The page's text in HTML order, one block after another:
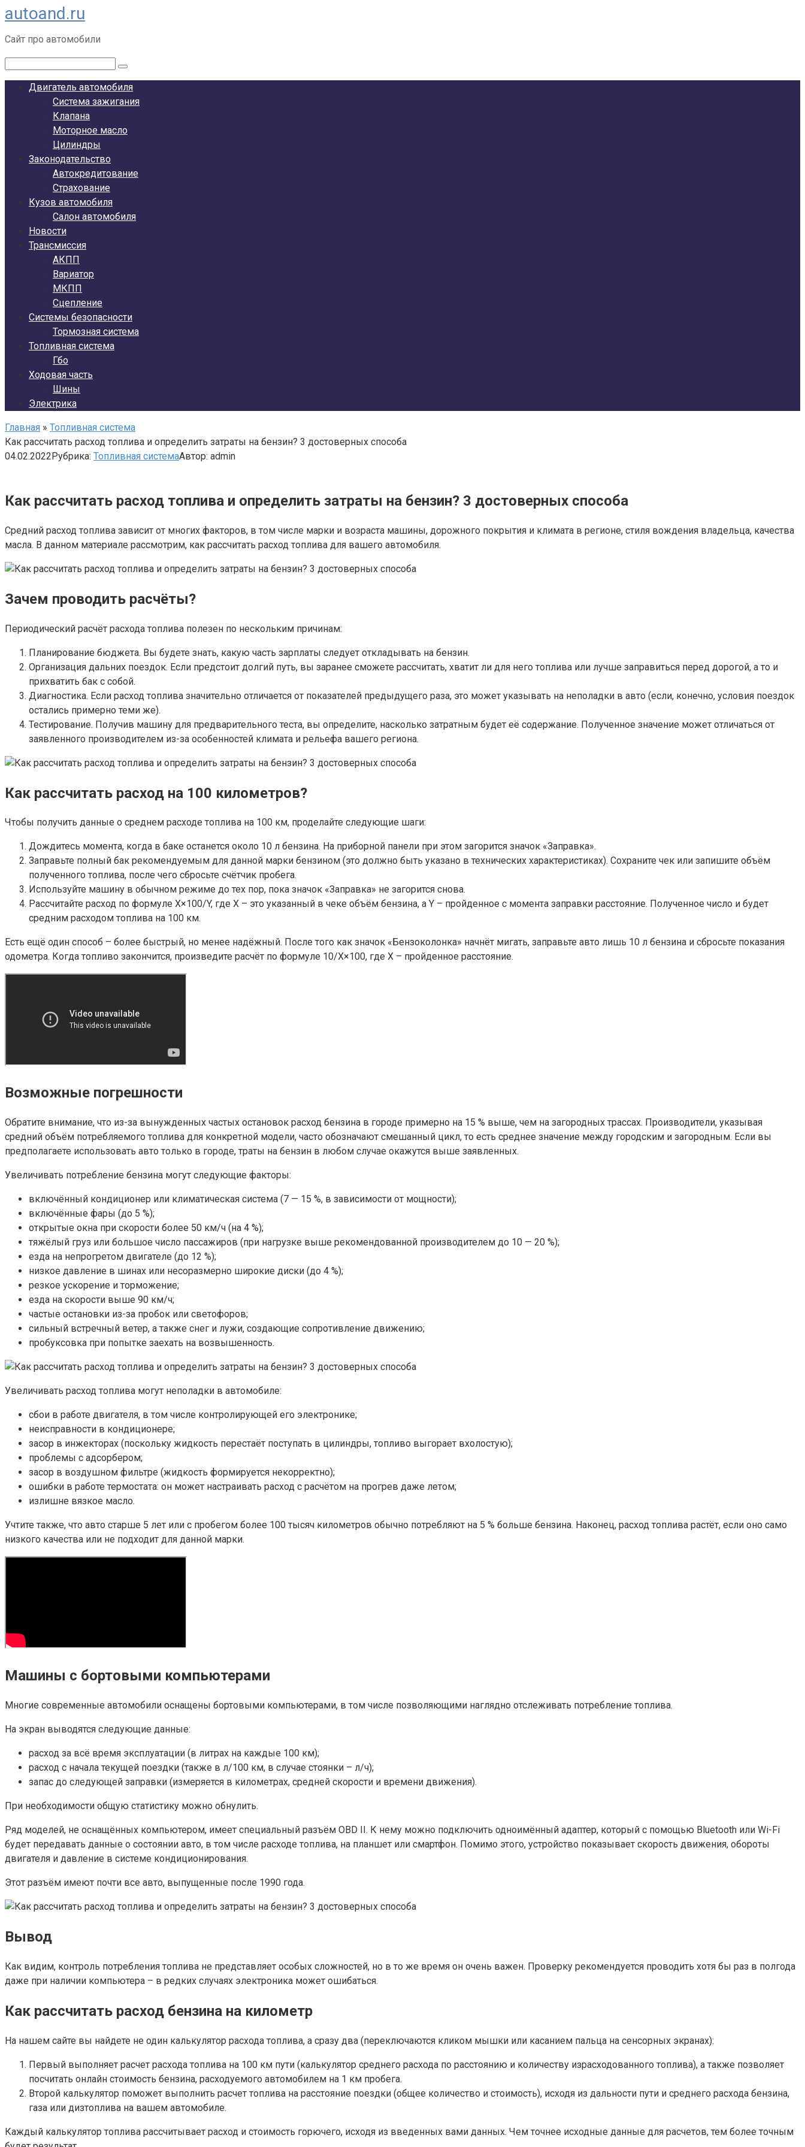
Перейти
к
контенту
autoand.ru
Сайт про автомобили
Двигатель автомобиля
Система зажигания
Клапана
Моторное масло
Цилиндры
Законодательство
Автокредитование
Страхование
Кузов автомобиля
Салон автомобиля
Новости
Трансмиссия
АКПП
Вариатор
МКПП
Сцепление
Системы безопасности
Тормозная система
Топливная система
Гбо
Ходовая часть
Шины
Электрика
Главная » Топливная система
Как рассчитать расход топлива и определить затраты на бензин? 3 достоверных способа
04.02.2022Рубрика: Топливная системаАвтор: admin
Как рассчитать расход топлива и определить затраты на бензин? 3 достоверных способа
Средний расход топлива зависит от многих факторов, в том числе марки и возраста машины, дорожного покрытия и климата в регионе, стиля вождения владельца, качества
масла. В данном материале рассмотрим, как рассчитать расход топлива для вашего автомобиля.
Зачем проводить расчёты?
Периодический расчёт расхода топлива полезен по нескольким причинам:
Планирование бюджета. Вы будете знать, какую часть зарплаты следует откладывать на бензин.
Организация дальних поездок. Если предстоит долгий путь, вы заранее сможете рассчитать, хватит ли для него топлива или лучше заправиться перед дорогой, а то и
прихватить бак с собой.
Диагностика. Если расход топлива значительно отличается от показателей предыдущего раза, это может указывать на неполадки в авто (если, конечно, условия поездок
остались примерно теми же).
Тестирование. Получив машину для предварительного теста, вы определите, насколько затратным будет её содержание. Полученное значение может отличаться от
заявленного производителем из-за особенностей климата и рельефа вашего региона.
Как рассчитать расход на 100 километров?
Чтобы получить данные о среднем расходе топлива на 100 км, проделайте следующие шаги:
Дождитесь момента, когда в баке останется около 10 л бензина. На приборной панели при этом загорится значок «Заправка».
Заправьте полный бак рекомендуемым для данной марки бензином (это должно быть указано в технических характеристиках). Сохраните чек или запишите объём
полученного топлива, после чего сбросьте счётчик пробега.
Используйте машину в обычном режиме до тех пор, пока значок «Заправка» не загорится снова.
Рассчитайте расход по формуле X×100/Y, где Х – это указанный в чеке объём бензина, а Y – пройденное с момента заправки расстояние. Полученное число и будет
средним расходом топлива на 100 км.
Есть ещё один способ – более быстрый, но менее надёжный. После того как значок «Бензоколонка» начнёт мигать, заправьте авто лишь 10 л бензина и сбросьте показания
одометра. Когда топливо закончится, произведите расчёт по формуле 10/Х×100, где Х – пройденное расстояние.
Возможные погрешности
Обратите внимание, что из-за вынужденных частых остановок расход бензина в городе примерно на 15 % выше, чем на загородных трассах. Производители, указывая
средний объём потребляемого топлива для конкретной модели, часто обозначают смешанный цикл, то есть среднее значение между городским и загородным. Если вы
предполагаете использовать авто только в городе, траты на бензин в любом случае окажутся выше заявленных.
Увеличивать потребление бензина могут следующие факторы:
включённый кондиционер или климатическая система (7 — 15 %, в зависимости от мощности);
включённые фары (до 5 %);
открытые окна при скорости более 50 км/ч (на 4 %);
тяжёлый груз или большое число пассажиров (при нагрузке выше рекомендованной производителем до 10 — 20 %);
езда на непрогретом двигателе (до 12 %);
низкое давление в шинах или несоразмерно широкие диски (до 4 %);
резкое ускорение и торможение;
езда на скорости выше 90 км/ч;
частые остановки из-за пробок или светофоров;
сильный встречный ветер, а также снег и лужи, создающие сопротивление движению;
пробуксовка при попытке заехать на возвышенность.
Увеличивать расход топлива могут неполадки в автомобиле:
сбои в работе двигателя, в том числе контролирующей его электронике;
неисправности в кондиционере;
засор в инжекторах (поскольку жидкость перестаёт поступать в цилиндры, топливо выгорает вхолостую);
проблемы с адсорбером;
засор в воздушном фильтре (жидкость формируется некорректно);
ошибки в работе термостата: он может настраивать расход с расчётом на прогрев даже летом;
излишне вязкое масло.
Учтите также, что авто старше 5 лет или с пробегом более 100 тысяч километров обычно потребляют на 5 % больше бензина. Наконец, расход топлива растёт, если оно само
низкого качества или не подходит для данной марки.
Машины с бортовыми компьютерами
Многие современные автомобили оснащены бортовыми компьютерами, в том числе позволяющими наглядно отслеживать потребление топлива.
На экран выводятся следующие данные:
расход за всё время эксплуатации (в литрах на каждые 100 км);
расход с начала текущей поездки (также в л/100 км, в случае стоянки – л/ч);
запас до следующей заправки (измеряется в километрах, средней скорости и времени движения).
При необходимости общую статистику можно обнулить.
Ряд моделей, не оснащённых компьютером, имеет специальный разъём OBD II. К нему можно подключить одноимённый адаптер, который с помощью Bluetooth или Wi-Fi
будет передавать данные о состоянии авто, в том числе расходе топлива, на планшет или смартфон. Помимо этого, устройство показывает скорость движения, обороты
двигателя и давление в системе кондиционирования.
Этот разъём имеют почти все авто, выпущенные после 1990 года.
Вывод
Как видим, контроль потребления топлива не представляет особых сложностей, но в то же время он очень важен. Проверку рекомендуется проводить хотя бы раз в полгода
даже при наличии компьютера – в редких случаях электроника может ошибаться.
Как рассчитать расход бензина на километр
На нашем сайте вы найдете не один калькулятор расхода топлива, а сразу два (переключаются кликом мышки или касанием пальца на сенсорных экранах):
Первый выполняет расчет расхода топлива на 100 км пути (калькулятор среднего расхода по расстоянию и количеству израсходованного топлива), а также позволяет
посчитать онлайн стоимость бензина, расходуемого автомобилем на 1 км пробега.
Второй калькулятор поможет выполнить расчет топлива на расстояние поездки (общее количество и стоимость), исходя из дальности пути и среднего расхода бензина,
газа или дизтоплива на вашем автомобиле.
Каждый калькулятор топлива рассчитывает расход и стоимость горючего, исходя из введенных вами данных. Чем точнее исходные данные для расчетов, тем более точным